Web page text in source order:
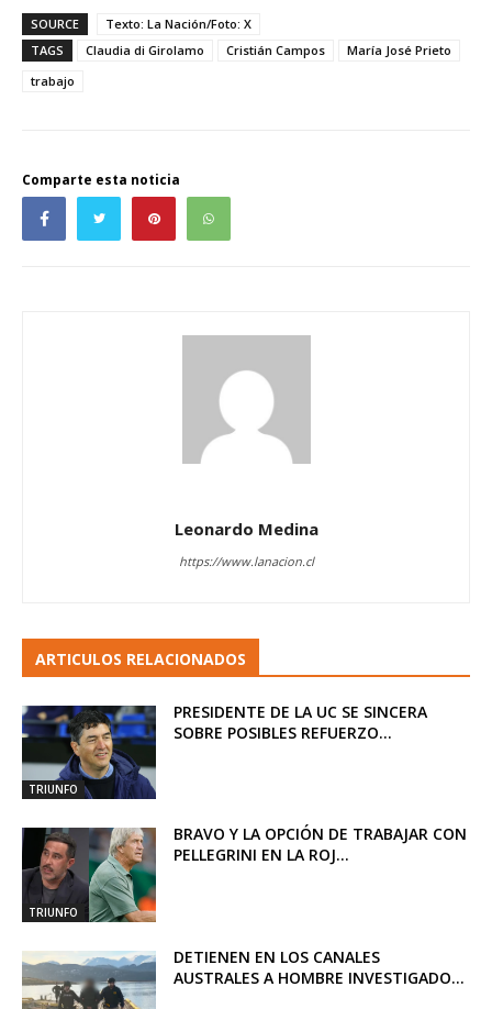
SOURCE
Texto: La Nación/Foto: X
TAGS
Claudia di Girolamo Cristián Campos
María José Prieto
trabajo
Comparte esta noticia
Leonardo Medina
https://www.lanacion.cl
ARTICULOS RELACIONADOS
TRIUNFO
PRESIDENTE DE LA UC SE SINCERA
SOBRE POSIBLES REFUERZO...
TRIUNFO
BRAVO Y LA OPCIÓN DE TRABAJAR CON
PELLEGRINI EN LA ROJ...
DETIENEN EN LOS CANALES
AUSTRALES A HOMBRE INVESTIGADO...